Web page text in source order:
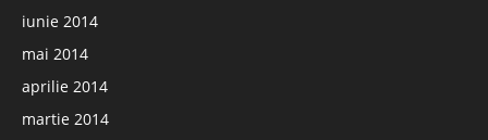
iunie 2014
mai 2014
aprilie 2014
martie 2014